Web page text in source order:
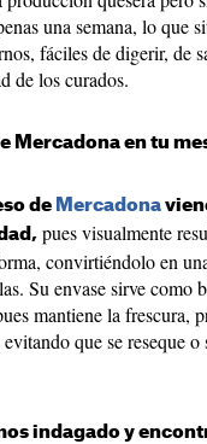
una semana, lo que
fáciles de digerir, de
de los curados.
Mercadona en tu
de Mercadona
pues visualmente
convirtiéndolo en
Su envase sirve como
mantiene la frescura,
que se reseque o
indagado y